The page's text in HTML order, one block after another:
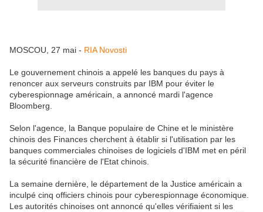
MOSCOU, 27 mai - RIA Novosti
Le gouvernement chinois a appelé les banques du pays à
renoncer aux serveurs construits par IBM pour éviter le
cyberespionnage américain, a annoncé mardi l'agence
Bloomberg.
Selon l'agence, la Banque populaire de Chine et le ministère
chinois des Finances cherchent à établir si l'utilisation par les
banques commerciales chinoises de logiciels d'IBM met en péril
la sécurité financière de l'Etat chinois.
La semaine dernière, le département de la Justice américain a
inculpé cinq officiers chinois pour cyberespionnage économique.
Les autorités chinoises ont annoncé qu'elles vérifiaient si les